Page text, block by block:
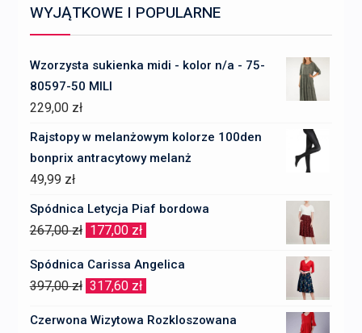
WYJĄTKOWE I POPULARNE
Wzorzysta sukienka midi - kolor n/a - 75-
80597-50 MILI
229,00 zł
Rajstopy w melanżowym kolorze 100den
bonprix antracytowy melanż
49,99 zł
Spódnica Letycja Piaf bordowa
267,00zł Pierwotna
267,00 zł.
177,00 zł
wynosi:
177,00 zł.
Spódnica Carissa Angelica
397,00zł Pierwotna
317,60 zł
Czerwona Wizytowa Rozkloszowana